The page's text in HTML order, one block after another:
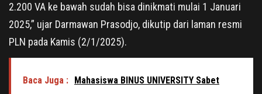
2.200 VA ke bawah sudah bisa dinikmati mulai 1 Januari
2025,” ujar Darmawan Prasodjo, dikutip dari laman resmi
PLN pada Kamis (2/1/2025).
Baca Juga : Mahasiswa BINUS UNIVERSITY Sabet